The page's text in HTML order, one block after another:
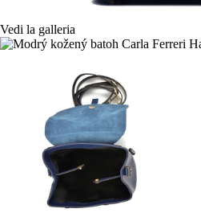
Vedi la galleria